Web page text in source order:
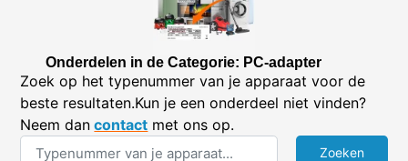
Onderdelen in de Categorie: PC-adapter
Zoek op het typenummer van je apparaat voor de
beste resultaten.Kun je een onderdeel niet vinden?
Neem dan contact met ons op.